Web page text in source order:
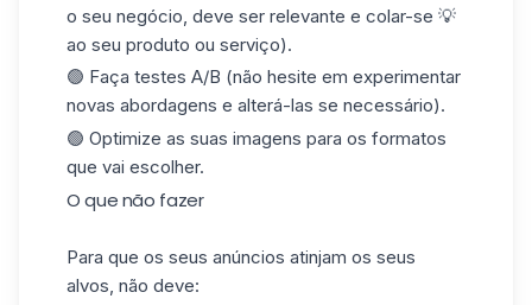
o seu negócio, deve ser relevante e colar-se 💡
ao seu produto ou serviço).
🟢 Faça testes A/B (não hesite em experimentar
novas abordagens e alterá-las se necessário).
🟢 Optimize as suas imagens para os formatos
que vai escolher.
O que não fazer
Para que os seus anúncios atinjam os seus
alvos, não deve: